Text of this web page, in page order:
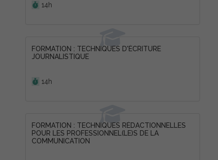
14h
FORMATION : TECHNIQUES D'ÉCRITURE
JOURNALISTIQUE
14h
FORMATION : TECHNIQUES RÉDACTIONNELLES
POUR LES PROFESSIONNEL(LE)S DE LA
COMMUNICATION